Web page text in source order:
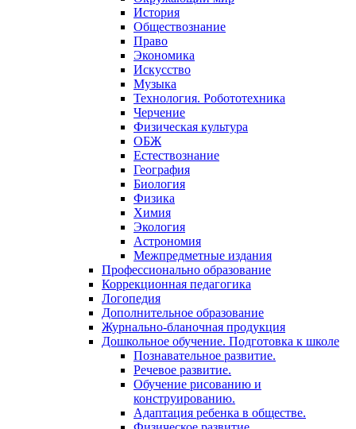
История
Обществознание
Право
Экономика
Искусство
Музыка
Технология. Робототехника
Черчение
Физическая культура
ОБЖ
Естествознание
География
Биология
Физика
Химия
Экология
Астрономия
Межпредметные издания
Профессионально образование
Коррекционная педагогика
Логопедия
Дополнительное образование
Журнально-бланочная продукция
Дошкольное обучение. Подготовка к школе
Познавательное развитие.
Речевое развитие.
Обучение рисованию и
конструированию.
Адаптация ребенка в обществе.